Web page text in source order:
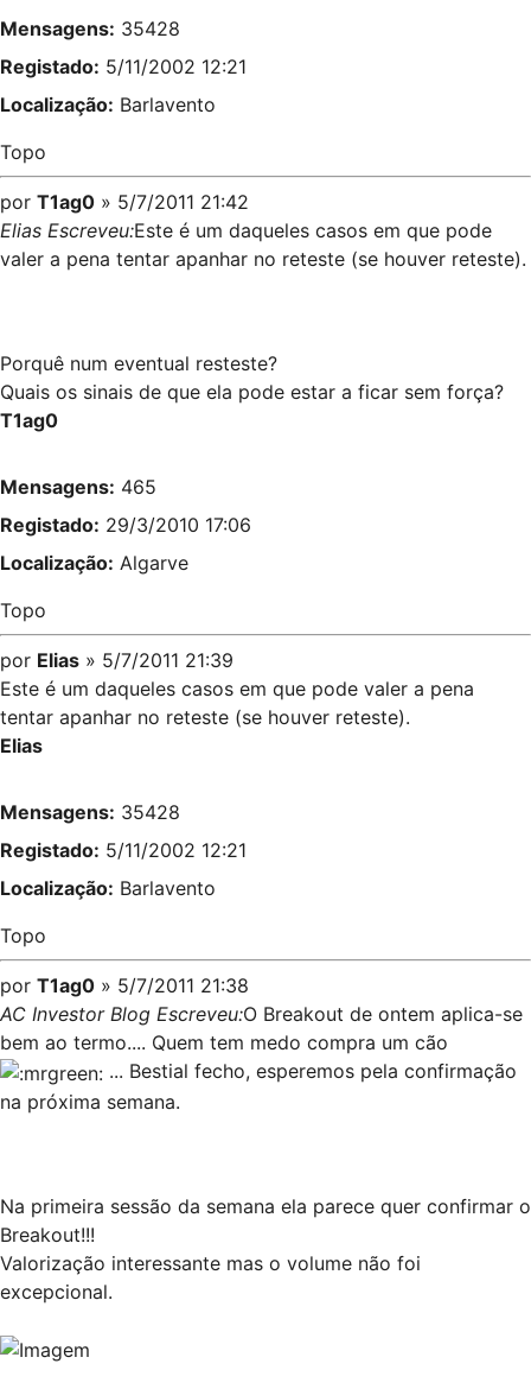
Mensagens: 35428
Registado: 5/11/2002 12:21
Localização: Barlavento
Topo
por T1ag0 » 5/7/2011 21:42
Elias Escreveu:Este é um daqueles casos em que pode
valer a pena tentar apanhar no reteste (se houver reteste).
Porquê num eventual resteste?
Quais os sinais de que ela pode estar a ficar sem força?
T1ag0
Mensagens: 465
Registado: 29/3/2010 17:06
Localização: Algarve
Topo
por Elias » 5/7/2011 21:39
Este é um daqueles casos em que pode valer a pena
tentar apanhar no reteste (se houver reteste).
Elias
Mensagens: 35428
Registado: 5/11/2002 12:21
Localização: Barlavento
Topo
por T1ag0 » 5/7/2011 21:38
AC Investor Blog Escreveu:O Breakout de ontem aplica-se
bem ao termo.... Quem tem medo compra um cão
... Bestial fecho, esperemos pela confirmação
na próxima semana.
Na primeira sessão da semana ela parece quer confirmar o
Breakout!!!
Valorização interessante mas o volume não foi
excepcional.